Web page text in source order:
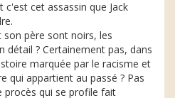
cet assassin que Jack
père sont noirs, les
détail ? Certainement pas, dans
marquée par le racisme et
qui appartient au passé ? Pas
procès qui se profile fait